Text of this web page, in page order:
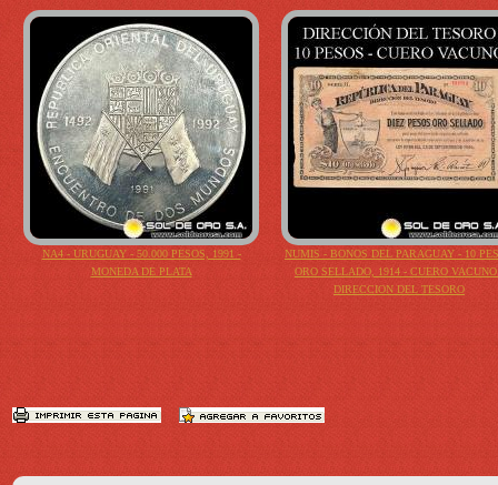
NA4 - URUGUAY - 50.000 PESOS, 1991 -
MONEDA DE PLATA
NUMIS - BONOS DEL PARAGUAY - 10
ORO SELLADO, 1914 - CUERO
DIRECCION DEL TESORO